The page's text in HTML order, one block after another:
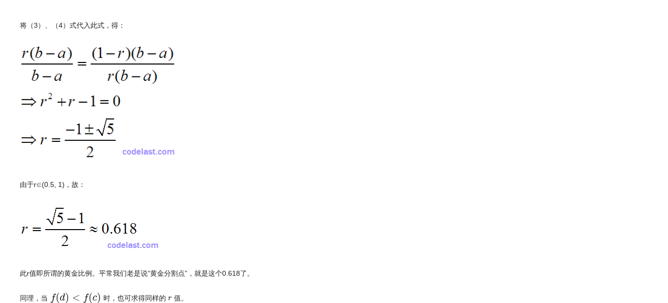
将（3）、（4）式代入此式，得：
由于r∈(0.5, 1)，故：
此r值即所谓的黄金比例。平常我们老是说“黄金分割点”，就是这个0.618了。
同理，当 f(d) < f(c)
f(d) f c) 时，也可求得同样的r
r 值。